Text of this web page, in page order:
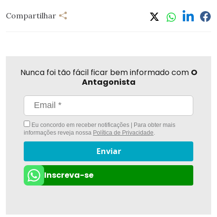
Compartilhar
Nunca foi tão fácil ficar bem informado com O
Antagonista
Eu concordo em receber notificações | Para obter mais
informações reveja nossa Política de Privacidade.
Enviar
Inscreva-se